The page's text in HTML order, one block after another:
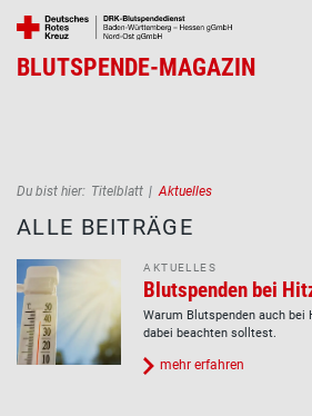
BLUTSPENDE-MAGAZIN
Pfadnavigation
Du bist hier: Titelblatt Aktuelles
ALLE BEITRÄGE
AKTUELLES
Blutspenden bei
Warum Blutspenden auch
dabei beachten solltest.
mehr erfahren